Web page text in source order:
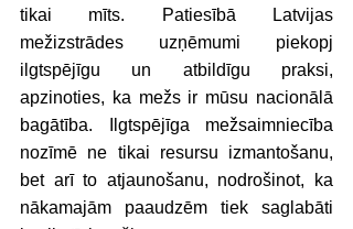
tikai mīts. Patiesībā Latvijas
mežizstrādes uzņēmumi piekopj
ilgtspējīgu un atbildīgu praksi,
apzinoties, ka mežs ir mūsu nacionālā
bagātība. Ilgtspējīga mežsaimniecība
nozīmē ne tikai resursu izmantošanu,
bet arī to atjaunošanu, nodrošinot, ka
nākamajām paaudzēm tiek saglabāti